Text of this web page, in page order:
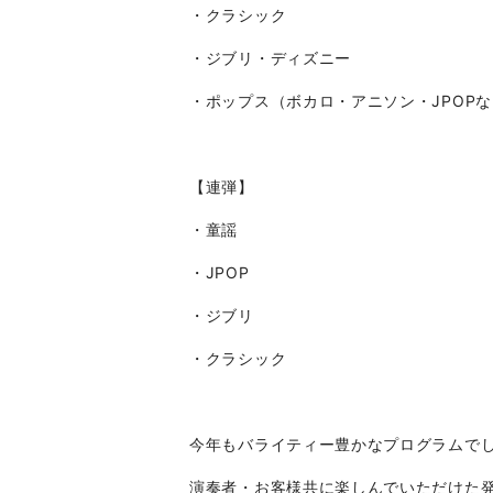
・クラシック
・ジブリ・ディズニー
・ポップス（ボカロ・アニソン・JPOPな
【連弾】
・童謡
・JPOP
・ジブリ
・クラシック
今年もバライティー豊かなプログラムで
演奏者・お客様共に楽しんでいただけた